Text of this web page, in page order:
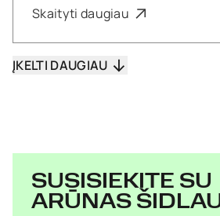
Skaityti daugiau
ĮKELTI DAUGIAU
SUSISIEKITE SU
ARŪNAS